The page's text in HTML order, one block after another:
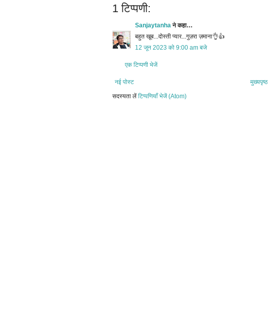
1 टिप्पणी:
Sanjaytanha ने कहा…
बहुत खूब...दोस्ती प्यार...गुज़रा ज़माना👌👍
12 जून 2023 को 9:00 am बजे
एक टिप्पणी भेजें
नई पोस्ट
मुख्यपृष्ठ
सदस्यता लें टिप्पणियाँ भेजें (Atom)